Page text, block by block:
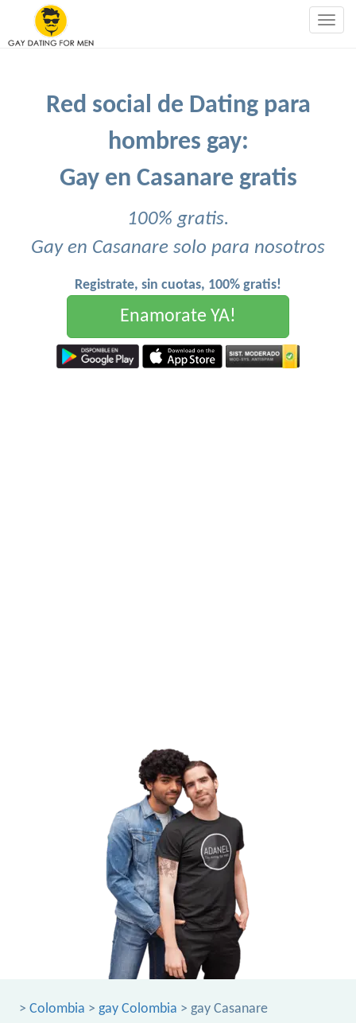
Red social de Dating para
hombres gay:
Gay en Casanare gratis
100% gratis.
Gay en Casanare solo para nosotros
Registrate, sin cuotas, 100% gratis!
Enamorate YA!
> Colombia > gay Colombia > gay Casanare